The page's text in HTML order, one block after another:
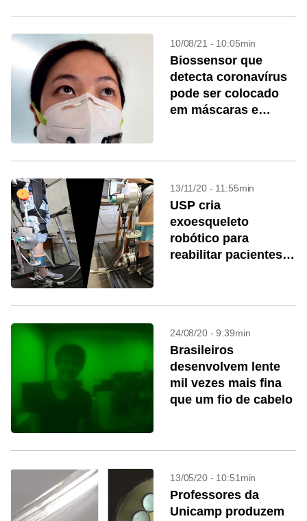
10/08/21 - 10:05min
Biossensor que
detecta coronavírus
pode ser colocado
em máscaras e
13/11/20 - 11:55min
USP cria
exoesqueleto
robótico para
reabilitar pacientes
24/08/20 - 9:39min
Brasileiros
desenvolvem lente
mil vezes mais fina
que um fio de cabelo
13/05/20 - 10:51min
Professores da
Unicamp produzem